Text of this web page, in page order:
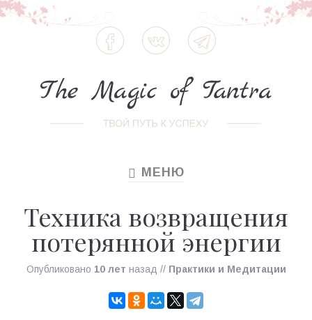
TOGGLE
МЕНЮ
Техника возвращения
потерянной энергии
Опубликовано 10 лет назад // Практики и Медитации